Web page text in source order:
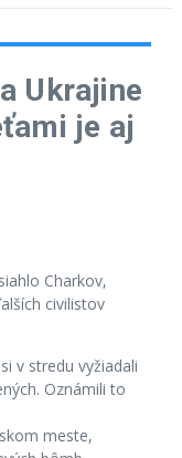
Ukrajine
je aj
Charkov,
civilistov
si v stredu vyžiadali
Oznámili to
meste,